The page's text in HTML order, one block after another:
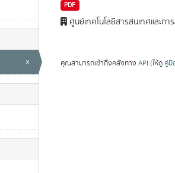
x
PDF
ศูนย์เทคโนโลยีสารสนเทศและก
คุณสามารถเข้าถึงคลังทาง API (ให้ดู คู่มื